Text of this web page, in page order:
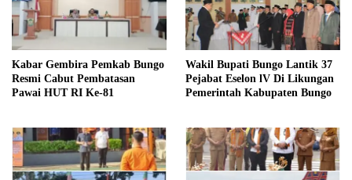
Kabar Gembira Pemkab Bungo
Resmi Cabut Pembatasan
Pawai HUT RI Ke-81
Wakil Bupati Bungo Lantik 37
Pejabat Eselon lV Di Likungan
Pemerintah Kabupaten Bungo